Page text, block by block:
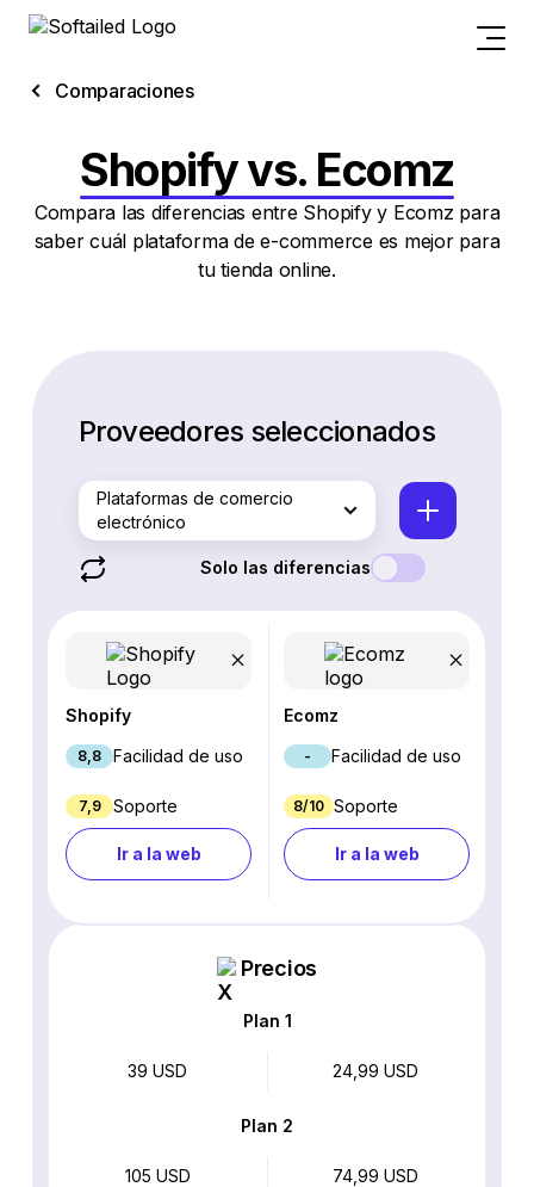
Comparaciones
Shopify vs. Ecomz
Compara las diferencias entre Shopify y Ecomz para
saber cuál plataforma de e-commerce es mejor para
tu tienda online.
Proveedores seleccionados
Plataformas de comercio
electrónico
Solo las diferencias
Shopify
8,8 Facilidad de uso
7,9 Soporte
Ir a la web
Ecomz
- Facilidad de uso
8/10 Soporte
Ir a la web
Precios
Plan 1
39 USD 24,99 USD
Plan 2
105 USD 74,99 USD